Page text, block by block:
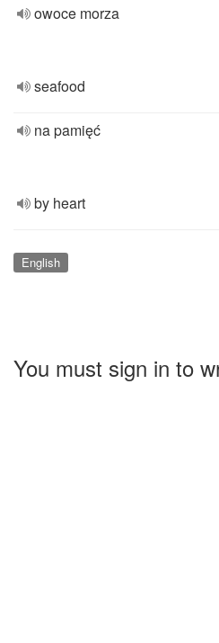
owoce morza
seafood
na pamięć
by heart
English
You must sign in to